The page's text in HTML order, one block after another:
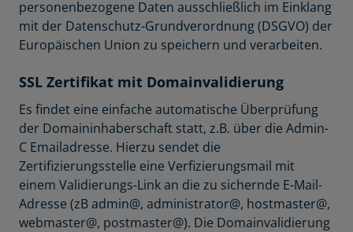
personenbezogene Daten ausschließlich im Einklang
mit der Datenschutz-Grundverordnung (DSGVO) der
Europäischen Union zu speichern und verarbeiten.
SSL Zertifikat mit Domainvalidierung
Es findet eine einfache automatische Überprüfung
der Domaininhaberschaft statt, z.B. über die Admin-
C Emailadresse. Hierzu sendet die
Zertifizierungsstelle eine Verfizierungsmail mit
einem Validierungs-Link an die zu sichernde E-Mail-
Adresse (zB admin@, administrator@, hostmaster@,
webmaster@, postmaster@). Die Domainvalidierung